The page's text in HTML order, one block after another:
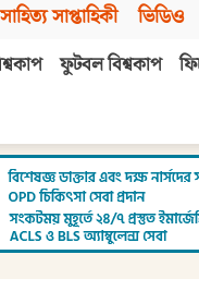
সাহিত্য সাপ্তাহিকী ভিডিও
ফুটবল বিশ্বকাপ